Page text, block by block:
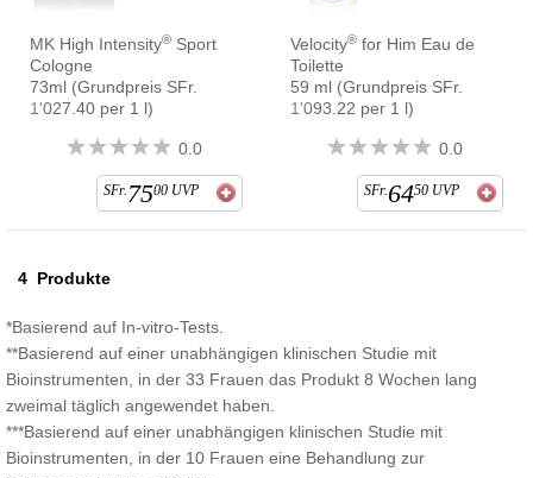
MK High Intensity® Sport
Cologne
73ml (Grundpreis SFr.
1'027.40 per 1 l)
0.0
SFr. 7500 UVP
Velocity® for Him Eau de
Toilette
59 ml (Grundpreis SFr.
1'093.22 per 1 l)
0.0
SFr.6450 UVP
4 Produkte
*Basierend auf In-vitro-Tests.
**Basierend auf einer unabhängigen klinischen Studie mit
Bioinstrumenten, in der 33 Frauen das Produkt 8 Wochen lang
zweimal täglich angewendet haben.
***Basierend auf einer unabhängigen klinischen Studie mit
Bioinstrumenten, in der 10 Frauen eine Behandlung zur